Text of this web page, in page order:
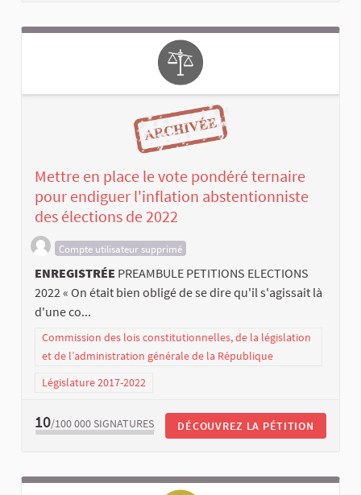
Mettre en place le vote pondéré ternaire
pour endiguer l'inflation abstentionniste
des élections de 2022
Compte utilisateur supprimé
ENREGISTRÉE PREAMBULE PETITIONS ELECTIONS
2022 « On était bien obligé de se dire qu'il s'agissait là
d'une co...
Commission des lois constitutionnelles, de la législation
et de l’administration générale de la République
Législature 2017-2022
10/100 000 SIGNATURES DÉCOUVREZ LA PÉTITION